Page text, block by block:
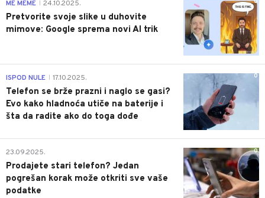
ME MEME 24.10.2025.
Pretvorite svoje slike u duhovite
mimove: Google sprema novi AI trik
0
ISPOD NULE 17.10.2025.
Telefon se brže prazni i naglo se gasi?
Evo kako hladnoća utiče na baterije i
šta da radite ako do toga dođe
0
23.09.2025.
Prodajete stari telefon? Jedan
pogrešan korak može otkriti sve vaše
podatke